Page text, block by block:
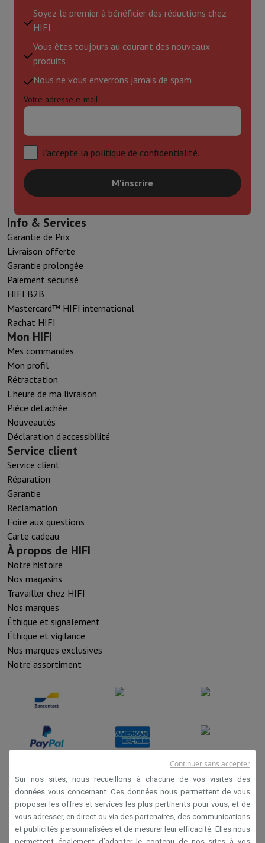
Soyez le premier à bénéficier des réductions chez
HIFI
Vous êtes toujours au courant des nouveaux
produits
Nous ne vous enverrons jamais de spam
Votre adresse e-mail
J'accepte la politique de confidentialité.
M'inscrire
Info & Services
Garantie de Prix
Livraison offerte
Garantie prolongée
Paiement sécurisé
HIFI B2B
Mastercard™ HIFI international
Rachat HIFI
Mon HIFI
Mes commandes
Mon profil
Rétractation
L'heure de ma livraison
Pièce détachée
Nouveautés
Déclaration d'accessibilité
Service client
Service client
Réparation
Garantie
Réclamation
Foire aux questions
Carte cadeau
À propos de HIFI
Notre histoire
Nos magasins
Travailler chez HIFI
Nos marques
Éthique et signalement
Éthique et vigilance
Nos marques exclusives
Notre assortiment
Conditions de vente
Privacy
Disclaimer
Sur nos sites, nous recueillons à chacune de vos visites des
données vous concernant. Ces données nous permettent de vous
proposer les offres et services les plus pertinents pour vous, et de
vous adresser, en direct ou via des partenaires, des communications
et publicités personnalisées et de mesurer leur efficacité. Elles nous
Continuer sans accepter